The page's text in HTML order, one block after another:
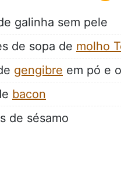
galinha sem pele
de sopa de molho
gengibre em pó e
bacon
de sésamo